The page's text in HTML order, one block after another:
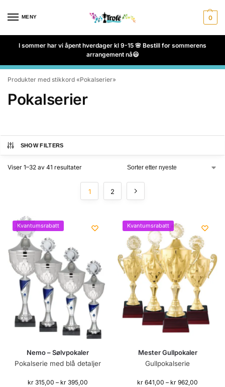
MENY 0
I sommer har vi åpent hverdager kl 9-15 🌸 Bestill for sommerens
arrangement nå😃
Produkter med stikkord «Pokalserier»
Pokalserier
SHOW FILTERS
Viser 1–32 av 41 resultater
1 2
Kvantumsrabatt
Nemo – Sølvpokaler
Pokalserie med blå detaljer
kr315,00 – kr395,00
Kvantumsrabatt
Mester Gullpokaler
Gullpokalserie
kr 641,00 – kr 962,00